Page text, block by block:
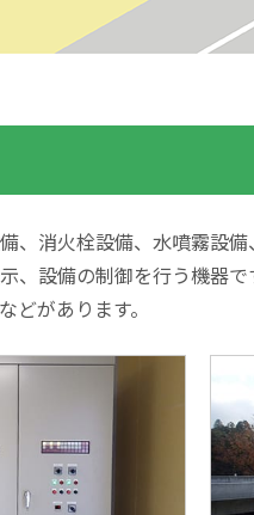
消火栓設備、水噴霧設
設備の制御を行う機器で
があります。